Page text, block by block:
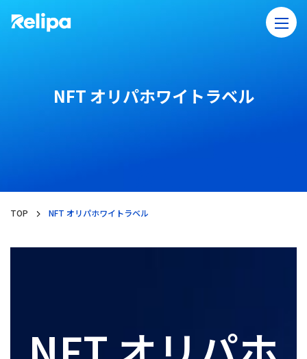
NFT オリパホワイトラベル​
TOP NFT オリパホワイトラベル​